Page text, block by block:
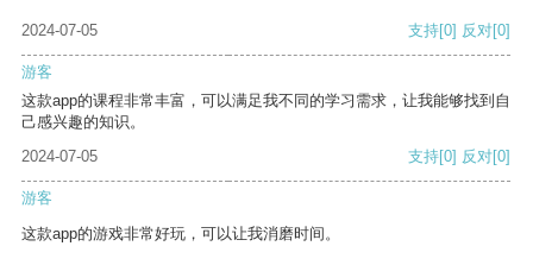
2024-07-05 支持[0] 反对[0]
游客
这款app的课程非常丰富，可以满足我不同的学习需求，让我能够找到自
己感兴趣的知识。
2024-07-05
支持[0] 反对[0]
游客
这款app的游戏非常好玩，可以让我消磨时间。